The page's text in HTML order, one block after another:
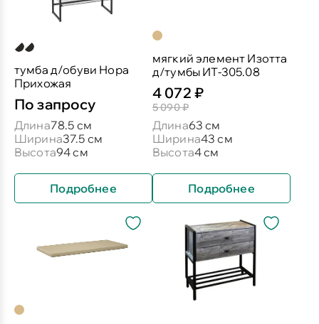
тумба д/обуви Нора
Прихожая
По запросу
Длина78.5 см
Ширина37.5 см
Высота94 см
Подробнее
мягкий элемент Изотта
д/тумбы ИТ-305.08
4 072 ₽
5 090 ₽
Длина63 см
Ширина43 см
Высота4 см
Подробнее